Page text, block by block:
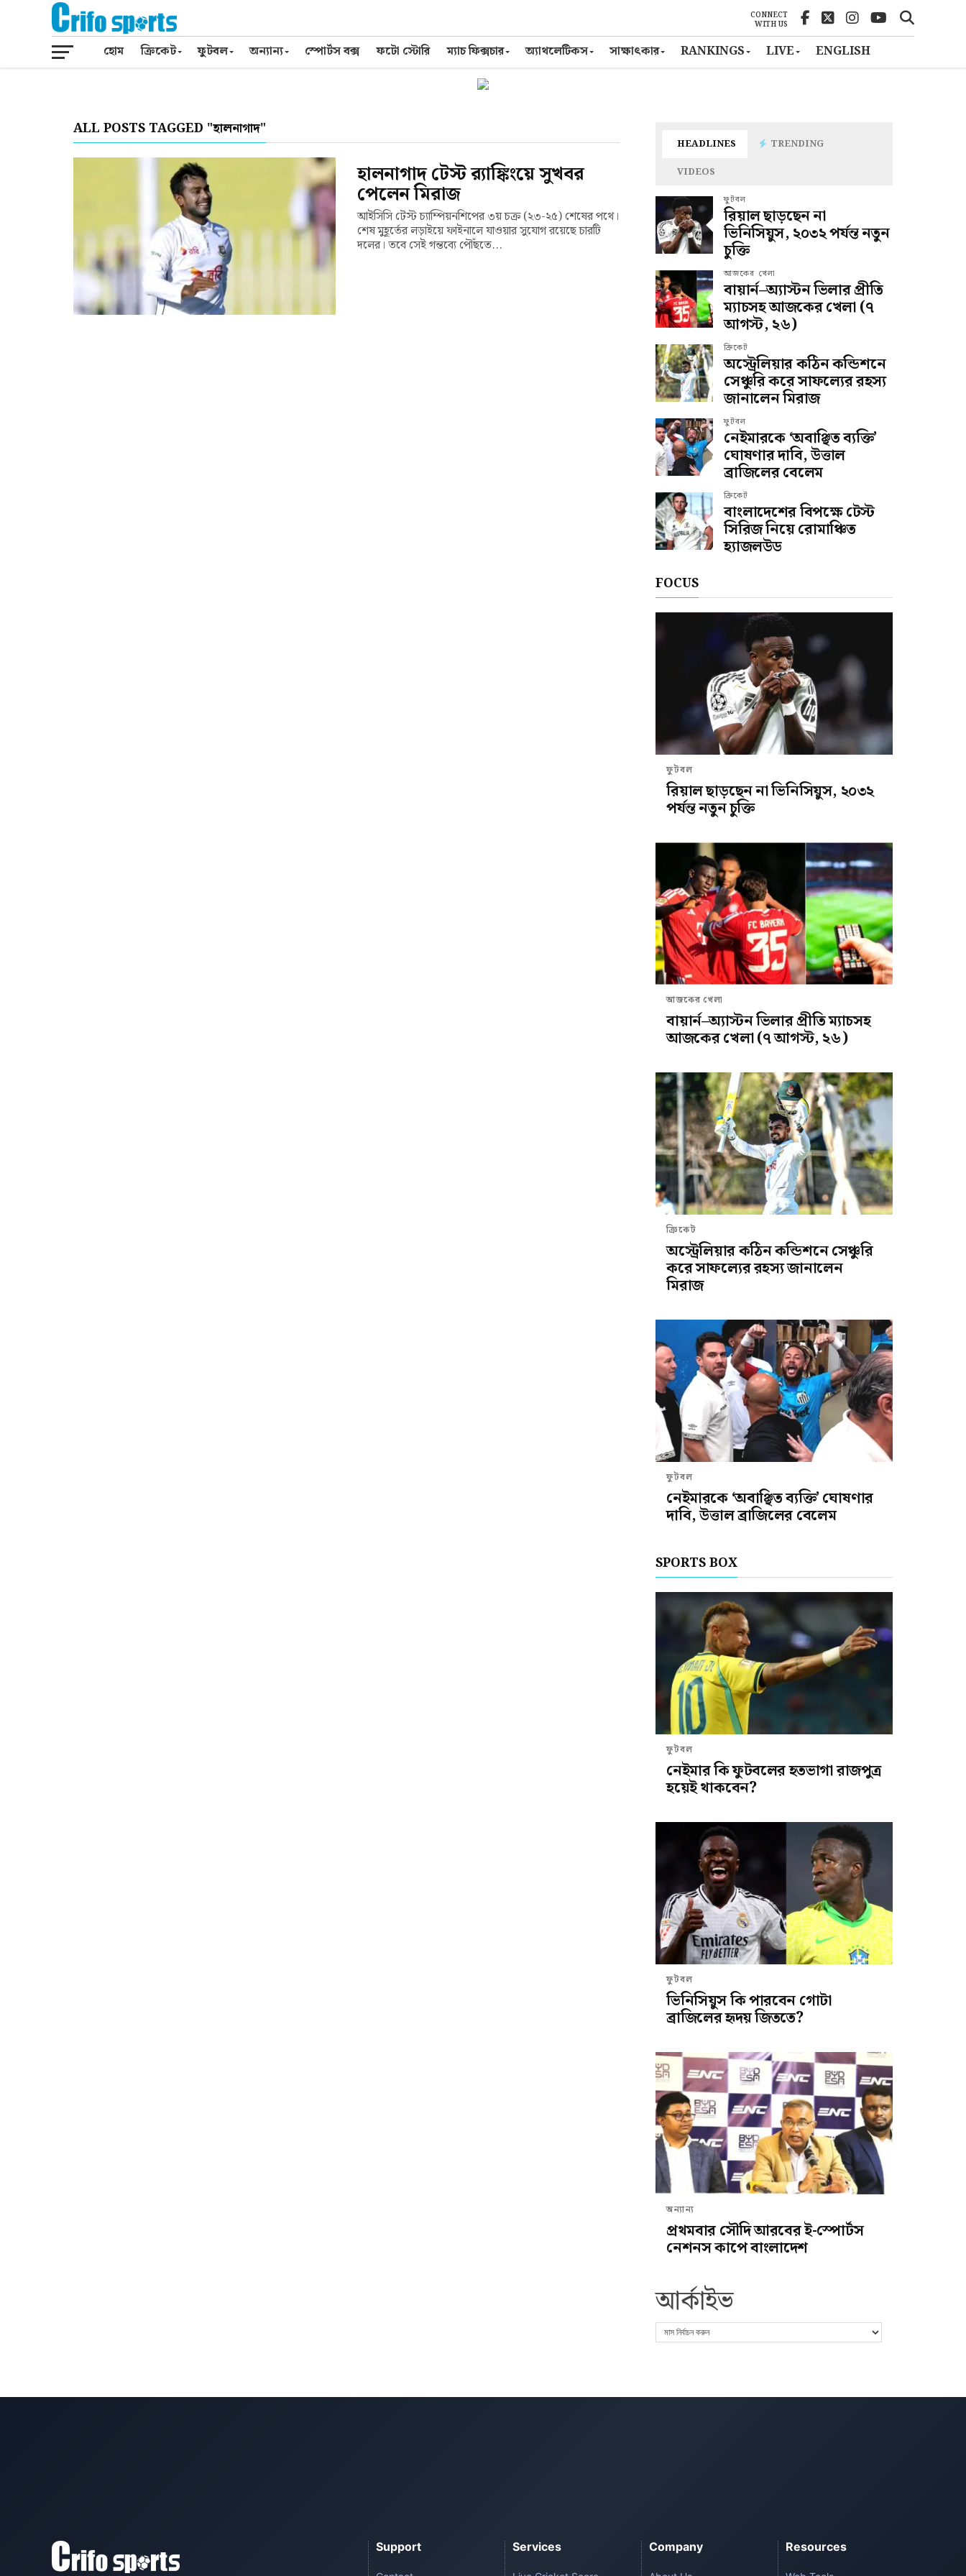
CONNECT
WITH US
হোম ক্রিকেট ফুটবল অন্যান্য স্পোর্টস বক্স ফটো স্টোরি ম্যাচ ফিক্সচার অ্যাথলেটিকস সাক্ষাৎকার RANKINGS LIVE ENGLISH
ALL POSTS TAGGED "হালনাগাদ"
হালনাগাদ টেস্ট র‌্যাঙ্কিংয়ে সুখবর
পেলেন মিরাজ
আইসিসি টেস্ট চ্যাম্পিয়নশিপের ৩য় চক্র (২৩-২৫) শেষের পথে।
শেষ মুহূর্তের লড়াইয়ে ফাইনালে যাওয়ার সুযোগ রয়েছে চারটি
দলের। তবে সেই গন্তব্যে পৌঁছতে...
HEADLINES
TRENDING
VIDEOS
ফুটবল
রিয়াল ছাড়ছেন না
ভিনিসিয়ুস, ২০৩২ পর্যন্ত নতুন
চুক্তি
আজকের খেলা
বায়ার্ন–অ্যাস্টন ভিলার প্রীতি
ম্যাচসহ আজকের খেলা (৭
আগস্ট, ২৬)
ক্রিকেট
অস্ট্রেলিয়ার কঠিন কন্ডিশনে
সেঞ্চুরি করে সাফল্যের রহস্য
জানালেন মিরাজ
ফুটবল
নেইমারকে ‘অবাঞ্ছিত ব্যক্তি’
ঘোষণার দাবি, উত্তাল
ব্রাজিলের বেলেম
ক্রিকেট
বাংলাদেশের বিপক্ষে টেস্ট
সিরিজ নিয়ে রোমাঞ্চিত
হ্যাজলউড
FOCUS
ফুটবল
রিয়াল ছাড়ছেন না ভিনিসিয়ুস, ২০৩২
পর্যন্ত নতুন চুক্তি
আজকের খেলা
বায়ার্ন–অ্যাস্টন ভিলার প্রীতি ম্যাচসহ
আজকের খেলা (৭ আগস্ট, ২৬)
ক্রিকেট
অস্ট্রেলিয়ার কঠিন কন্ডিশনে সেঞ্চুরি
করে সাফল্যের রহস্য জানালেন
মিরাজ
ফুটবল
নেইমারকে ‘অবাঞ্ছিত ব্যক্তি’ ঘোষণার
দাবি, উত্তাল ব্রাজিলের বেলেম
SPORTS BOX
ফুটবল
নেইমার কি ফুটবলের হতভাগা রাজপুত্র
হয়েই থাকবেন?
ফুটবল
ভিনিসিয়ুস কি পারবেন গোটা
ব্রাজিলের হৃদয় জিততে?
অন্যান্য
প্রথমবার সৌদি আরবের ই-স্পোর্টস
নেশনস কাপে বাংলাদেশ
আর্কাইভ
Support Services Company Resources